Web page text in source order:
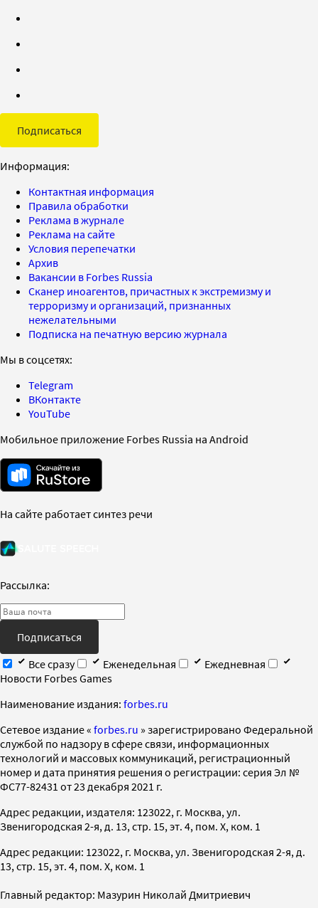
Подписаться
Информация:
Контактная информация
Правила обработки
Реклама в журнале
Реклама на сайте
Условия перепечатки
Архив
Вакансии в Forbes Russia
Сканер иноагентов, причастных к экстремизму и
терроризму и организаций, признанных
нежелательными
Подписка на печатную версию журнала
Мы в соцсетях:
Telegram
ВКонтакте
YouTube
Мобильное приложение Forbes Russia на Android
На сайте работает синтез речи
Рассылка:
Подписаться
Все сразу
Еженедельная
Ежедневная
Новости Forbes Games
Наименование издания: forbes.ru
Cетевое издание « forbes.ru » зарегистрировано Федеральной
службой по надзору в сфере связи, информационных
технологий и массовых коммуникаций, регистрационный
номер и дата принятия решения о регистрации: серия Эл №
ФС77-82431 от 23 декабря 2021 г.
Адрес редакции, издателя: 123022, г. Москва, ул.
Звенигородская 2-я, д. 13, стр. 15, эт. 4, пом. X, ком. 1
Адрес редакции: 123022, г. Москва, ул. Звенигородская 2-я, д.
13, стр. 15, эт. 4, пом. X, ком. 1
Главный редактор: Мазурин Николай Дмитриевич